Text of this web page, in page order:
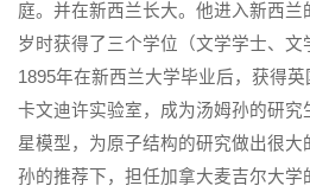
庭。并在新西兰长大。他进入新西
岁时获得了三个学位（文学学士、文
1895年在新西兰大学毕业后，获得
卡文迪许实验室，成为汤姆孙的研究
星模型，为原子结构的研究做出很大
孙的推荐下，担任加拿大麦吉尔大学